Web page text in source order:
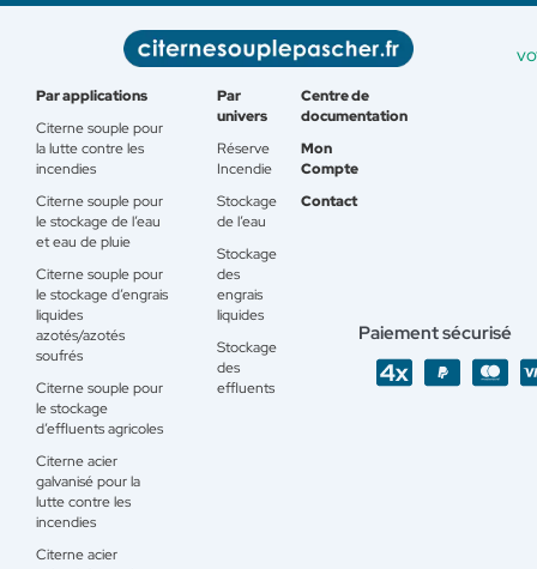
Par applications
Citerne souple pour
la lutte contre les
incendies
Citerne souple pour
le stockage de l’eau
et eau de pluie
Citerne souple pour
le stockage d’engrais
liquides
azotés/azotés
soufrés
Citerne souple pour
le stockage
d’effluents agricoles
Citerne acier
galvanisé pour la
lutte contre les
incendies
Citerne acier
Par
univers
Réserve
Incendie
Stockage
de l’eau
Stockage
des
engrais
liquides
Stockage
des
effluents
Centre de
documentation
Mon
Compte
Contact
Paiement sécurisé